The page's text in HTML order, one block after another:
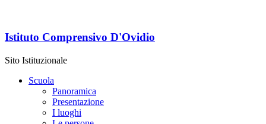
Istituto Comprensivo D'Ovidio
Sito Istituzionale
Scuola
Panoramica
Presentazione
I luoghi